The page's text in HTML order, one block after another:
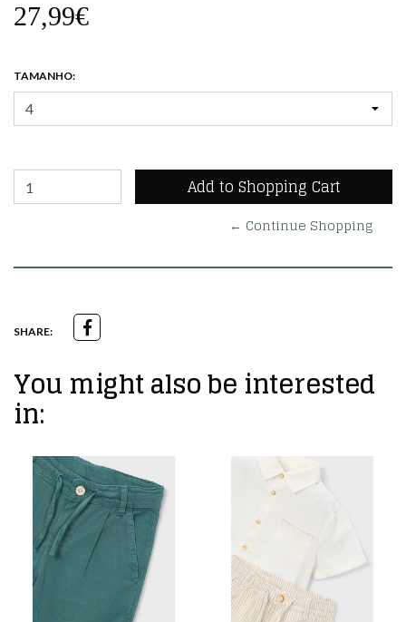
27,99€
TAMANHO:
← Continue Shopping
SHARE:
You might also be interested
in: